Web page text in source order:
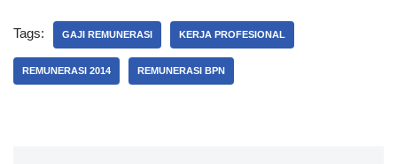
Tags: GAJI REMUNERASI KERJA PROFESIONAL
REMUNERASI 2014 REMUNERASI BPN